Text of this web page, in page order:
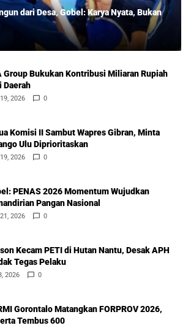
dari Desa, Gobel: Karya Nyata, Bukan
Group Bukukan Kontribusi Miliaran Rupiah
Daerah
2026 0
Komisi II Sambut Wapres Gibran, Minta
Ulu Diprioritaskan
2026 0
PENAS 2026 Momentum Wujudkan
Pangan Nasional
2026 0
Kecam PETI di Hutan Nantu, Desak APH
Tegas Pelaku
2026 0
Gorontalo Matangkan FORPROV 2026,
Tembus 600